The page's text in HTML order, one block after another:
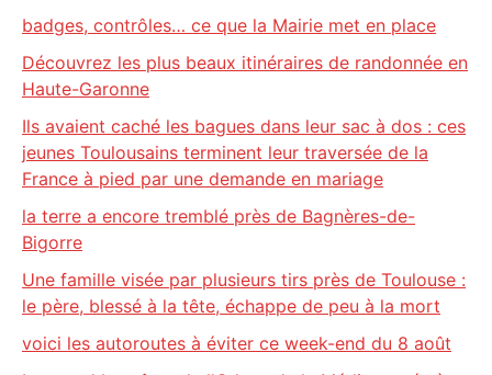
badges, contrôles… ce que la Mairie met en place
Découvrez les plus beaux itinéraires de randonnée en
Haute-Garonne
Ils avaient caché les bagues dans leur sac à dos : ces
jeunes Toulousains terminent leur traversée de la
France à pied par une demande en mariage
la terre a encore tremblé près de Bagnères-de-
Bigorre
Une famille visée par plusieurs tirs près de Toulouse :
le père, blessé à la tête, échappe de peu à la mort
voici les autoroutes à éviter ce week-end du 8 août